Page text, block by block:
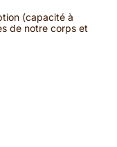
(capacité à
de notre corps et